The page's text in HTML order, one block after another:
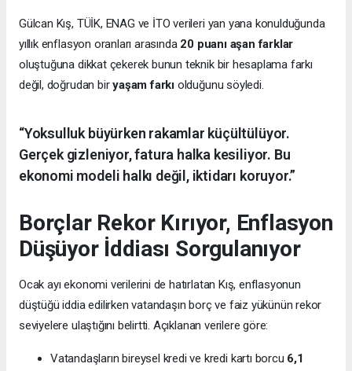
Gülcan Kış, TÜİK, ENAG ve İTO verileri yan yana konulduğunda
yıllık enflasyon oranları arasında 20 puanı aşan farklar
oluştuğuna dikkat çekerek bunun teknik bir hesaplama farkı
değil, doğrudan biryaşam farkı olduğunu söyledi.
“Yoksulluk büyürken rakamlar küçültülüyor.
Gerçek gizleniyor, fatura halka kesiliyor. Bu
ekonomi modeli halkı değil, iktidarı koruyor.”
Borçlar Rekor Kırıyor, Enflasyon
Düşüyor İddiası Sorgulanıyor
Ocak ayı ekonomi verilerini de hatırlatan Kış, enflasyonun
düştüğü iddia edilirken vatandaşın borç ve faiz yükünün rekor
seviyelere ulaştığını belirtti. Açıklanan verilere göre:
Vatandaşların bireysel kredi ve kredi kartı borcu 6,1